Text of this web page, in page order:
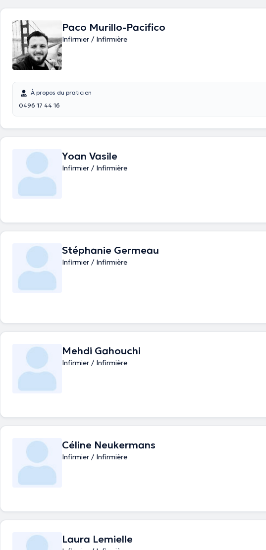
Paco Murillo-Pacifico
Infirmier / Infirmière
À propos du praticien
0496 17 44 16
Yoan Vasile
Infirmier / Infirmière
Stéphanie Germeau
Infirmier / Infirmière
Mehdi Gahouchi
Infirmier / Infirmière
Céline Neukermans
Infirmier / Infirmière
Laura Lemielle